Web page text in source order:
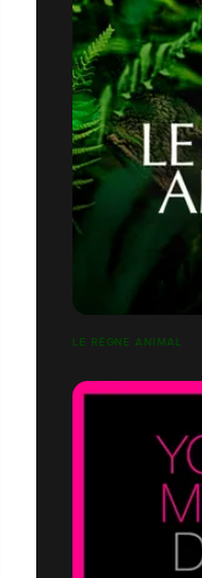
LE RÈGNE ANIMAL